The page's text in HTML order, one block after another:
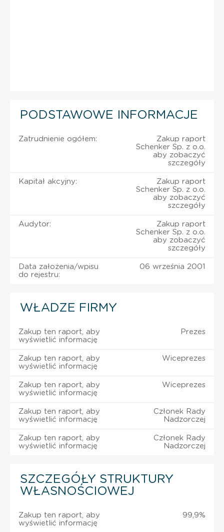
PODSTAWOWE INFORMACJE
Zatrudnienie ogółem:
Zakup raport
Schenker Sp. z o.o.
aby zobaczyć
szczegóły
Kapitał akcyjny:
Zakup raport
Schenker Sp. z o.o.
aby zobaczyć
szczegóły
Audytor:
Zakup raport
Schenker Sp. z o.o.
aby zobaczyć
szczegóły
Data założenia/wpisu
do rejestru:
06 września 2001
WŁADZE FIRMY
Zakup ten raport, aby
wyświetlić informację
Prezes
Zakup ten raport, aby
wyświetlić informację
Wiceprezes
Zakup ten raport, aby
wyświetlić informację
Wiceprezes
Zakup ten raport, aby
wyświetlić informację
Członek Rady
Nadzorczej
Zakup ten raport, aby
wyświetlić informację
Członek Rady
Nadzorczej
SZCZEGÓŁY STRUKTURY
WŁASNOŚCIOWEJ
Zakup ten raport, aby
wyświetlić informację
99,9%